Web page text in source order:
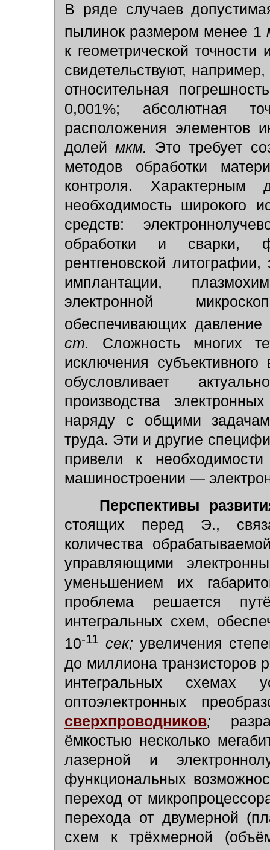
В ряде случаев
пылинок размером менее 1
к геометрической точности
свидетельствуют,
относительная
0,001%; абсолютная
расположения элементов
долеймкм.
Это требует
методов обработки
контроля.
необходимость широкого
средств:
обработки и сварки,
рентгеновской
имплантации,
электронной
обеспечивающих давление
ст.
Сложность многих
исключения
обусловливает
производства
наряду с общими
труда. Эти и другие
привели к
машиностроении —
Перспективы
стоящих перед Э.,
количества
управляющими
уменьшением их
проблема решается
интегральных схем,
10-11 сек; увеличения
до миллиона
интегральных схемах
оптоэлектронных
сверхпроводников;
ёмкостью несколько
лазерной и
функциональных
переход от
перехода от двумерной
схем к трёхмерной